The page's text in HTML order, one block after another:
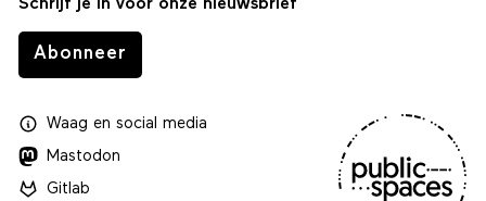
Schrijf je in voor onze nieuwsbrief
Abonneer
Waagen social media
Mastodon
Gitlab